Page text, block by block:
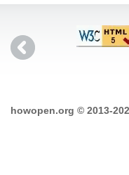
howopen.org © 2013-